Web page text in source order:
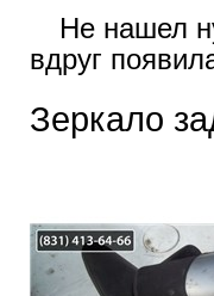
Не нашел
вдруг
Зеркало